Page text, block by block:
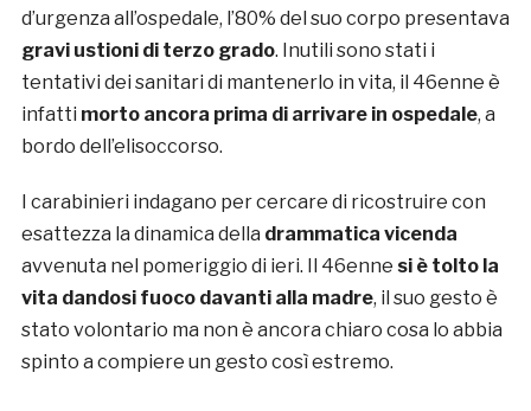
d’urgenza all’ospedale, l’80% del suo corpo presentava
gravi ustioni di terzo grado. Inutili sono stati i
tentativi dei sanitari di mantenerlo in vita, il 46enne è
infatti morto ancora prima di arrivare in ospedale, a
bordo dell’elisoccorso.
I carabinieri indagano per cercare di ricostruire con
esattezza la dinamica della drammatica vicenda
avvenuta nel pomeriggio di ieri. Il 46enne si è tolto la
vita dandosi fuoco davanti alla madre, il suo gesto è
stato volontario ma non è ancora chiaro cosa lo abbia
spinto a compiere un gesto così estremo.